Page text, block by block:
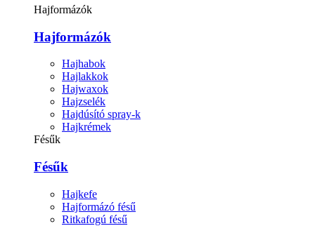
Hajformázók
Hajformázók
Hajhabok
Hajlakkok
Hajwaxok
Hajzselék
Hajdúsító spray-k
Hajkrémek
Fésűk
Fésűk
Hajkefe
Hajformázó fésű
Ritkafogú fésű